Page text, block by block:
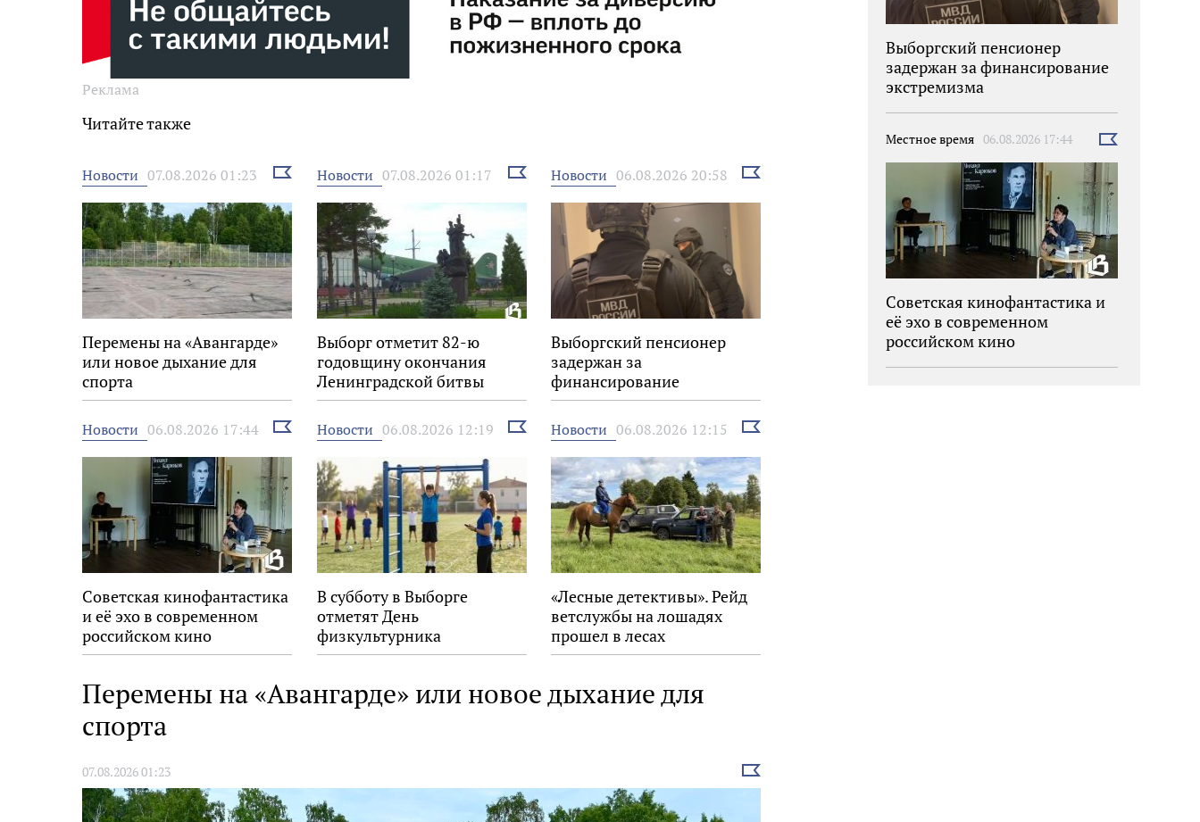
Реклама
Читайте также
Новости 07.08.2026 01:23
Выбрать
новость
Перемены на «Авангарде»
или новое дыхание для
спорта
Новости 07.08.2026 01:17
Выбрать
новость
Выборг отметит 82-ю
годовщину окончания
Ленинградской битвы
Новости 06.08.2026 20:58
Выбрать
Выборгский пенсионер
задержан за
финансирование
экстремизма
Новости 06.08.2026 17:44
Выбрать
новость
Советская кинофантастика
и её эхо в современном
российском кино
Новости 06.08.2026 12:19
Выбрать
новость
В субботу в Выборге
отметят День
физкультурника
Новости 06.08.2026 12:15
Выбрать
«Лесные детективы». Рейд
ветслужбы на лошадях
прошел в лесах
Выборгского района
Перемены на «Авангарде» или новое дыхание для
спорта
07.08.2026 01:23
Выбрать
новость
Выборгский пенсионер
задержан за финансирование
экстремизма
Местное время 06.08.2026 17:44
Выбрать
Советская кинофантастика и
её эхо в современном
российском кино